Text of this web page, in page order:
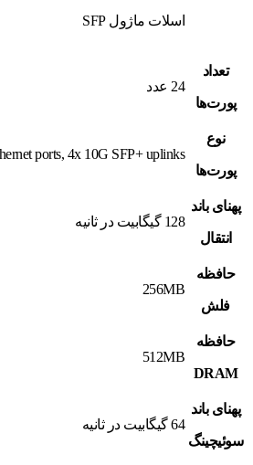
اسلات ماژول SFP
تعداد
پورت‌ها
24 عدد
نوع
پورت‌ها
ports, 4x 10G SFP+ uplinks
پهنای باند
انتقال
128 گیگابیت در ثانیه
حافظه
فلش
256MB
حافظه
DRAM
512MB
پهنای باند
سوئیچینگ
64 گیگابیت در ثانیه